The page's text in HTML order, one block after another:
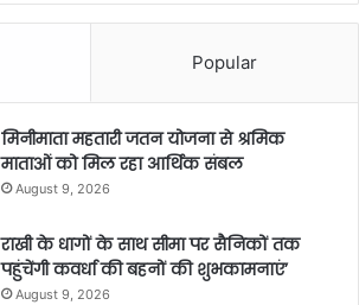
Popular
मिनीमाता महतारी जतन योजना से श्रमिक
माताओं को मिल रहा आर्थिक संबल
August 9, 2026
राखी के धागों के साथ सीमा पर सैनिकों तक
पहुंचेंगी कवर्धा की बहनों की शुभकामनाएं’
August 9, 2026